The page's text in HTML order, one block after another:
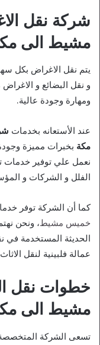
شركة نقل
مشيط الى
و نقل البضائع و
ومهارة وجودة عالية.
عند الأستعانه بخدمات
مكة بخبرات مميزة
نعمل علي توفير خدمات
الفلل و الشركات و
كما أن الشركة توفر
خميس مشيط، ونحن
الحديثة المستخدمة في
عمالة فلبينية لنقل
خطوات نقل
مشيط الى
تسعى الشركة المتخصصة